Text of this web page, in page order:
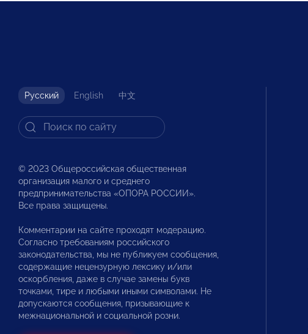
Русский English 中文
© 2023 Общероссийская общественная
организация малого и среднего
предпринимательства «ОПОРА РОССИИ».
Все права защищены.
Комментарии на сайте проходят модерацию.
Согласно требованиям российского
законодательства, мы не публикуем сообщения,
содержащие нецензурную лексику и/или
оскорбления, даже в случае замены букв
точками, тире и любыми иными символами. Не
допускаются сообщения, призывающие к
межнациональной и социальной розни.